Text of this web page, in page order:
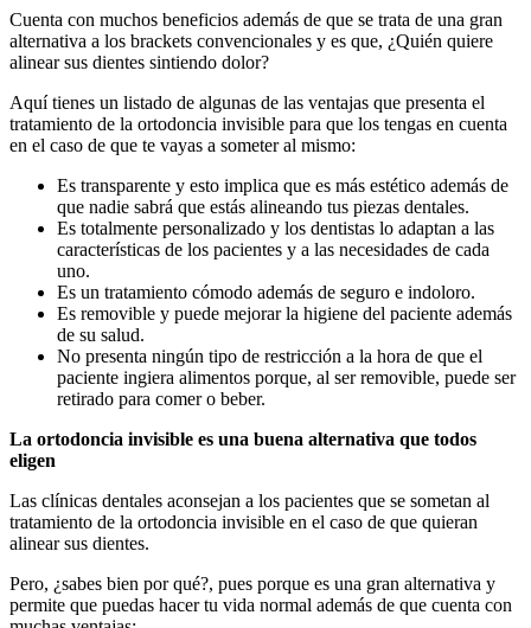
Cuenta con muchos beneficios además de que se trata de una gran
alternativa a los brackets convencionales y es que, ¿Quién quiere
alinear sus dientes sintiendo dolor?
Aquí tienes un listado de algunas de las ventajas que presenta el
tratamiento de la ortodoncia invisible para que los tengas en cuenta
en el caso de que te vayas a someter al mismo:
Es transparente y esto implica que es más estético además de
que nadie sabrá que estás alineando tus piezas dentales.
Es totalmente personalizado y los dentistas lo adaptan a las
características de los pacientes y a las necesidades de cada
uno.
Es un tratamiento cómodo además de seguro e indoloro.
Es removible y puede mejorar la higiene del paciente además
de su salud.
No presenta ningún tipo de restricción a la hora de que el
paciente ingiera alimentos porque, al ser removible, puede ser
retirado para comer o beber.
La ortodoncia invisible es una buena alternativa que todos
eligen
Las clínicas dentales aconsejan a los pacientes que se sometan al
tratamiento de la ortodoncia invisible en el caso de que quieran
alinear sus dientes.
Pero, ¿sabes bien por qué?, pues porque es una gran alternativa y
permite que puedas hacer tu vida normal además de que cuenta con